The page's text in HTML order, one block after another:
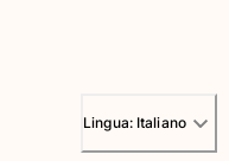
Lingua: Italiano